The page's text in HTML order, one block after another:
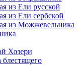
из Ели русской
из Ели сербской
из Можжевельника
Хозери